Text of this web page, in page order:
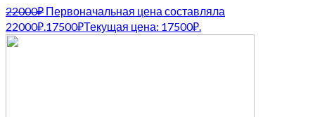
22000₽ Первоначальная цена составляла
22000₽.17500₽Текущая цена: 17500₽.